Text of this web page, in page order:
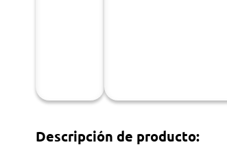
Descripción de producto: